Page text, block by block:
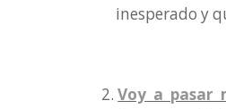
inesperado y
Voy a pasar